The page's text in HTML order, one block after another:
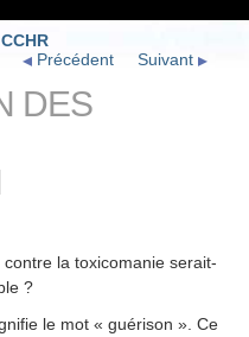
Suivant
Précédent
DES
la toxicomanie serait-
?
le mot « guérison ». Ce